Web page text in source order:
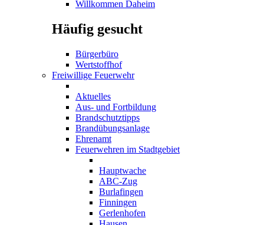
Willkommen Daheim
Häufig gesucht
Bürgerbüro
Wertstoffhof
Freiwillige Feuerwehr
Aktuelles
Aus- und Fortbildung
Brandschutztipps
Brandübungsanlage
Ehrenamt
Feuerwehren im Stadtgebiet
Hauptwache
ABC-Zug
Burlafingen
Finningen
Gerlenhofen